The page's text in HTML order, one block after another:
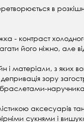
в
його ніжно, але
з яких вони
зору
браслетами-
аксесуарів
сукнями і